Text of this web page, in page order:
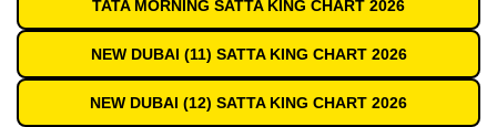
TATA MORNING SATTA KING CHART 2026
NEW DUBAI (11) SATTA KING CHART 2026
NEW DUBAI (12) SATTA KING CHART 2026